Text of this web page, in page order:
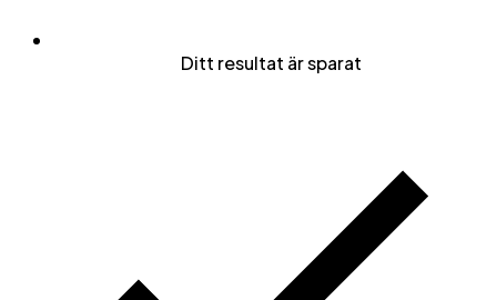
Ditt resultat är sparat